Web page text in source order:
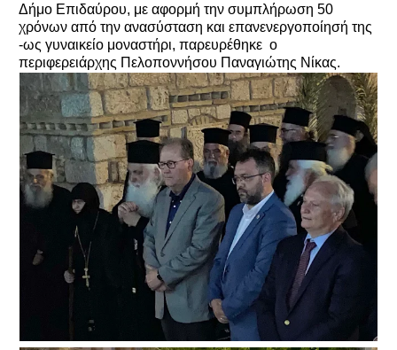
Δήμο Επιδαύρου, με αφορμή την συμπλήρωση 50
χρόνων από την ανασύσταση και επανενεργοποίησή της
-ως γυναικείο μοναστήρι, παρευρέθηκε ο
περιφερειάρχης Πελοποννήσου Παναγιώτης Νίκας.